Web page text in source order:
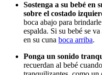
Sostenga a su bebé en
sobre el costado
boca abajo para
espalda. Si su bebé se
en su cuna boca arriba.
Ponga un sonido
recuerdan al bebé